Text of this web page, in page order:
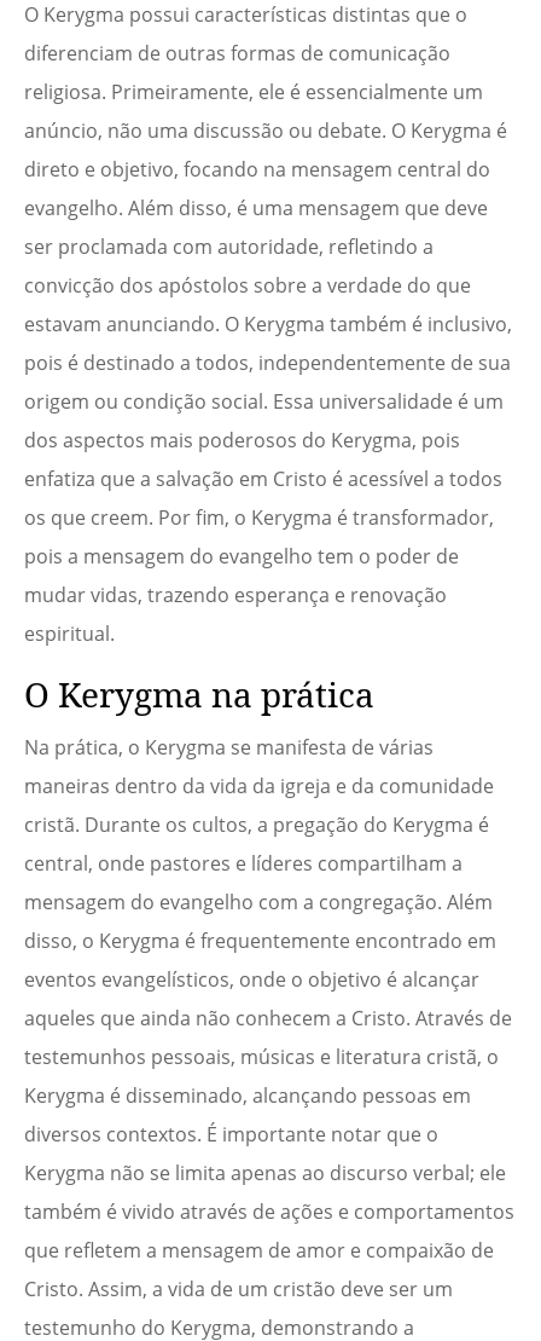
O Kerygma possui características distintas que o
diferenciam de outras formas de comunicação
religiosa. Primeiramente, ele é essencialmente um
anúncio, não uma discussão ou debate. O Kerygma é
direto e objetivo, focando na mensagem central do
evangelho. Além disso, é uma mensagem que deve
ser proclamada com autoridade, refletindo a
convicção dos apóstolos sobre a verdade do que
estavam anunciando. O Kerygma também é inclusivo,
pois é destinado a todos, independentemente de sua
origem ou condição social. Essa universalidade é um
dos aspectos mais poderosos do Kerygma, pois
enfatiza que a salvação em Cristo é acessível a todos
os que creem. Por fim, o Kerygma é transformador,
pois a mensagem do evangelho tem o poder de
mudar vidas, trazendo esperança e renovação
espiritual.
O Kerygma na prática
Na prática, o Kerygma se manifesta de várias
maneiras dentro da vida da igreja e da comunidade
cristã. Durante os cultos, a pregação do Kerygma é
central, onde pastores e líderes compartilham a
mensagem do evangelho com a congregação. Além
disso, o Kerygma é frequentemente encontrado em
eventos evangelísticos, onde o objetivo é alcançar
aqueles que ainda não conhecem a Cristo. Através de
testemunhos pessoais, músicas e literatura cristã, o
Kerygma é disseminado, alcançando pessoas em
diversos contextos. É importante notar que o
Kerygma não se limita apenas ao discurso verbal; ele
também é vivido através de ações e comportamentos
que refletem a mensagem de amor e compaixão de
Cristo. Assim, a vida de um cristão deve ser um
testemunho do Kerygma, demonstrando a